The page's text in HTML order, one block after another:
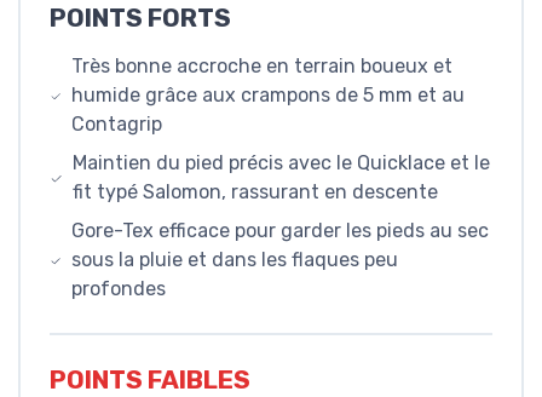
POINTS FORTS
Très bonne accroche en terrain boueux et
humide grâce aux crampons de 5 mm et au
Contagrip
Maintien du pied précis avec le Quicklace et le
fit typé Salomon, rassurant en descente
Gore-Tex efficace pour garder les pieds au sec
sous la pluie et dans les flaques peu
profondes
POINTS FAIBLES